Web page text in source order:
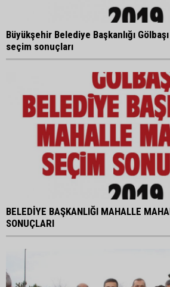
Büyükşehir Belediye Başkanlığı
seçim sonuçları
BELEDİYE BAŞKANLIĞI MAHALLE
SONUÇLARI